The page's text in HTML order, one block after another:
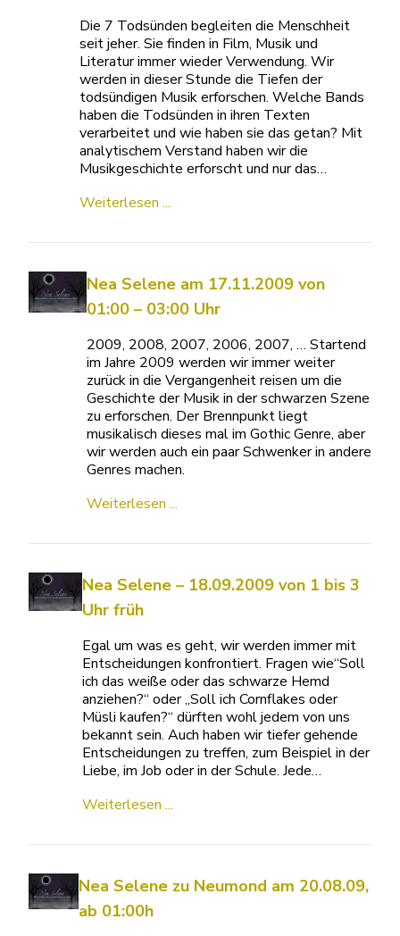
Die 7 Todsünden begleiten die Menschheit
seit jeher. Sie finden in Film, Musik und
Literatur immer wieder Verwendung. Wir
werden in dieser Stunde die Tiefen der
todsündigen Musik erforschen. Welche Bands
haben die Todsünden in ihren Texten
verarbeitet und wie haben sie das getan? Mit
analytischem Verstand haben wir die
Musikgeschichte erforscht und nur das…
Weiterlesen ...
Nea Selene am 17.11.2009 von
01:00 – 03:00 Uhr
2009, 2008, 2007, 2006, 2007, … Startend
im Jahre 2009 werden wir immer weiter
zurück in die Vergangenheit reisen um die
Geschichte der Musik in der schwarzen Szene
zu erforschen. Der Brennpunkt liegt
musikalisch dieses mal im Gothic Genre, aber
wir werden auch ein paar Schwenker in andere
Genres machen.
Weiterlesen ...
Nea Selene – 18.09.2009 von 1 bis 3
Uhr früh
Egal um was es geht, wir werden immer mit
Entscheidungen konfrontiert. Fragen wie“Soll
ich das weiße oder das schwarze Hemd
anziehen?“ oder „Soll ich Cornflakes oder
Müsli kaufen?“ dürften wohl jedem von uns
bekannt sein. Auch haben wir tiefer gehende
Entscheidungen zu treffen, zum Beispiel in der
Liebe, im Job oder in der Schule. Jede…
Weiterlesen ...
Nea Selene zu Neumond am 20.08.09,
ab 01:00h